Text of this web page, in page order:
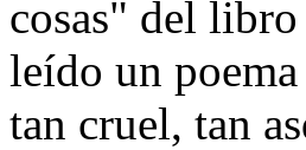
cosas" del libro
leído un
tan cruel, tan